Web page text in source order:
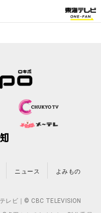
ニュース よみもの
レビ｜© CBC TELEVISION